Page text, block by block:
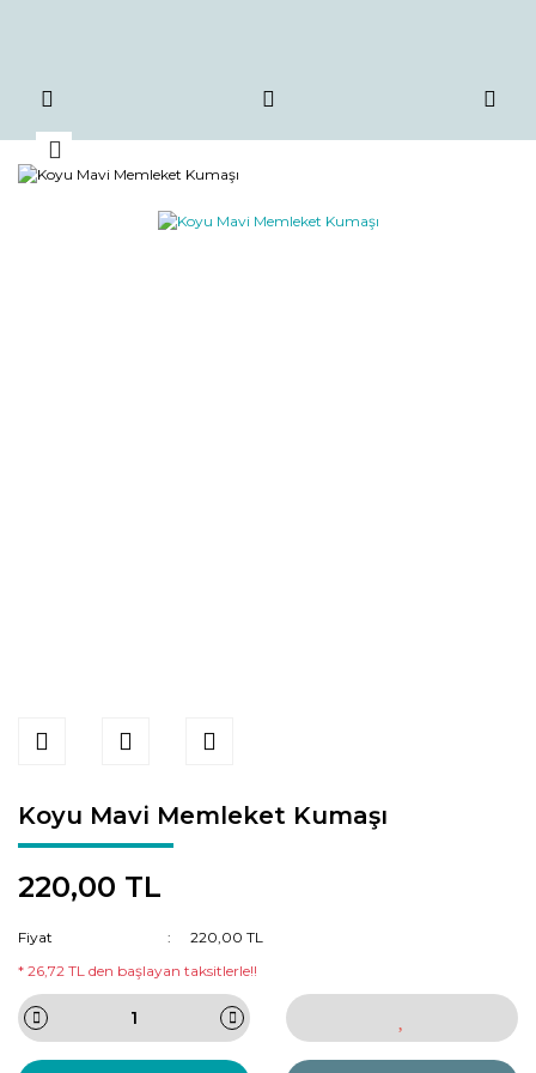
Koyu Mavi Memleket Kumaşı
220,00 TL
Fiyat
220,00 TL
* 26,72 TL den başlayan taksitlerle!!